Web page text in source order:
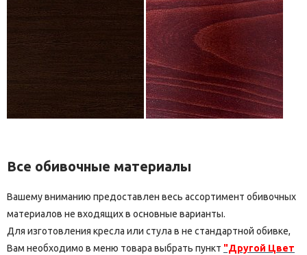
Все обивочные материалы
Вашему вниманию предоставлен весь ассортимент обивочных
материалов не входящих в основные варианты.
Для изготовления кресла или стула в не стандартной обивке,
Вам необходимо в меню товара выбрать пункт "Другой Цвет